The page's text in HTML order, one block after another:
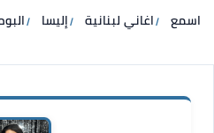
اسمع اغاني لبنانية إليسا